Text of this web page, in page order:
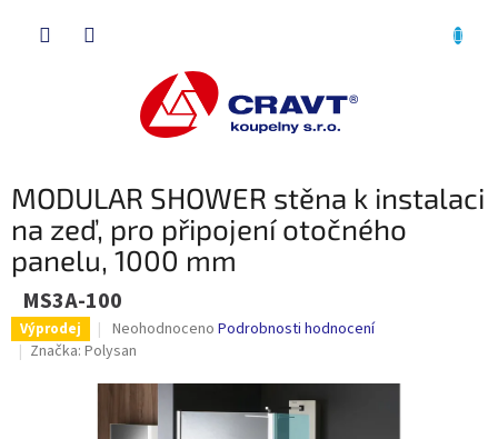
MODULAR SHOWER stěna k instalaci
na zeď, pro připojení otočného
panelu, 1000 mm
MS3A-100
Výprodej
Průměrné
hodnocení
je
Neohodnoceno Podrobnosti hodnocení
Značka: Polysan